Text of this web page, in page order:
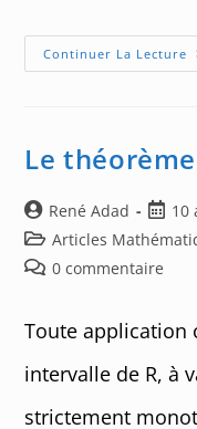
Continuer La Lecture
Le théorème
Auteur/autrice
de
la
publication :
René Adad
Post10
Post
category:
Articles
Post0 commentaire
Toute application
intervalle de R, à
strictement